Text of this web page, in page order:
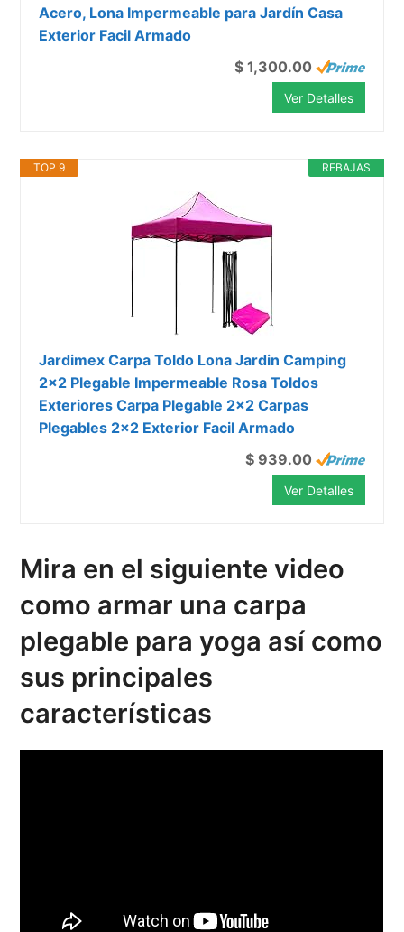
Acero, Lona Impermeable para Jardín Casa
Exterior Facil Armado
$ 1,300.00
Ver Detalles
REBAJAS
TOP 9
Jardimex Carpa Toldo Lona Jardin Camping
2x2 Plegable Impermeable Rosa Toldos
Exteriores Carpa Plegable 2x2 Carpas
Plegables 2x2 Exterior Facil Armado
$ 939.00
Ver Detalles
Mira en el siguiente video
como armar una carpa
plegable para yoga así como
sus principales
características